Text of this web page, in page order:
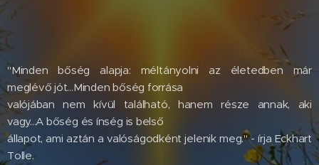
"Minden bőség alapja: méltányolni az életedben már
meglévő jót...Minden bőség forrása
valójában nem kívül található, hanem része annak, aki
vagy...A bőség és ínség is belső
állapot, ami aztán a valóságodként jelenik meg." - írja Eckhart
Tolle.